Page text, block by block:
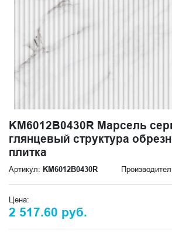
KM6012B0430R Марсель
глянцевый структура
плитка
Артикул: KM6012B0430R
Цена:
2 517.60 руб.